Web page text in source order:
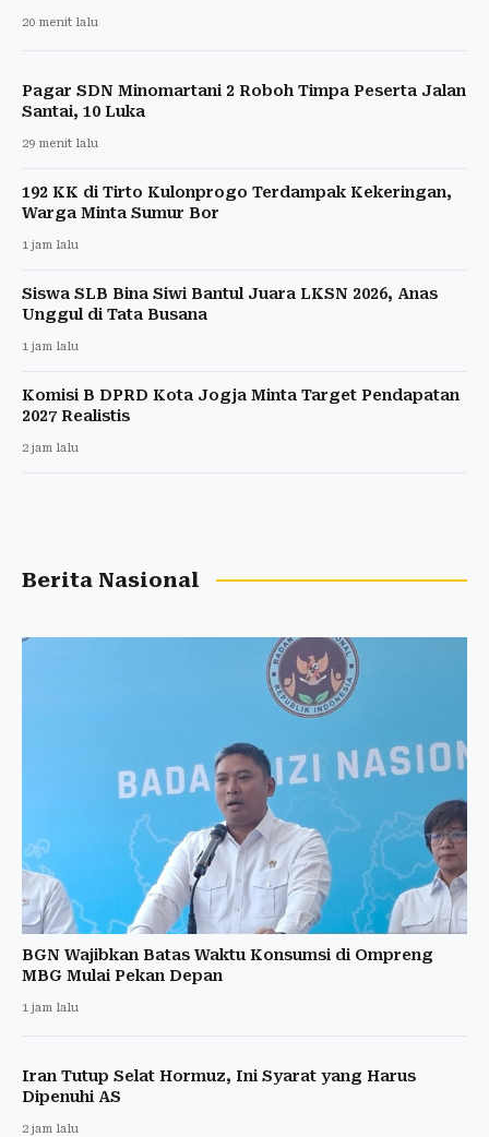
20 menit lalu
Pagar SDN Minomartani 2 Roboh Timpa Peserta Jalan
Santai, 10 Luka
29 menit lalu
192 KK di Tirto Kulonprogo Terdampak Kekeringan,
Warga Minta Sumur Bor
1 jam lalu
Siswa SLB Bina Siwi Bantul Juara LKSN 2026, Anas
Unggul di Tata Busana
1 jam lalu
Komisi B DPRD Kota Jogja Minta Target Pendapatan
2027 Realistis
2 jam lalu
Berita Nasional
BGN Wajibkan Batas Waktu Konsumsi di Ompreng
MBG Mulai Pekan Depan
1 jam lalu
Iran Tutup Selat Hormuz, Ini Syarat yang Harus
Dipenuhi AS
2 jam lalu